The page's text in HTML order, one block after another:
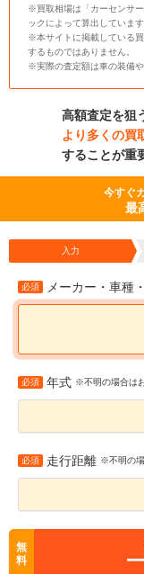
※買取相場は「カーセンサ
ックによって算出しています
※本サイトに掲載している
するものではありません。
※実際の査定額は車の装備や
高額査定を狙
より多くの買
することが重
今すぐ
最
入力
必須 メーカー・車種
必須 年式 ※不明の場合は
必須 走行距離 ※不明の
無
料